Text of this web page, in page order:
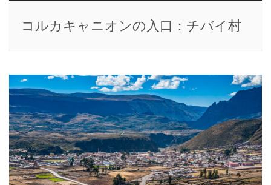
コルカキャニオンの入口：チバイ村